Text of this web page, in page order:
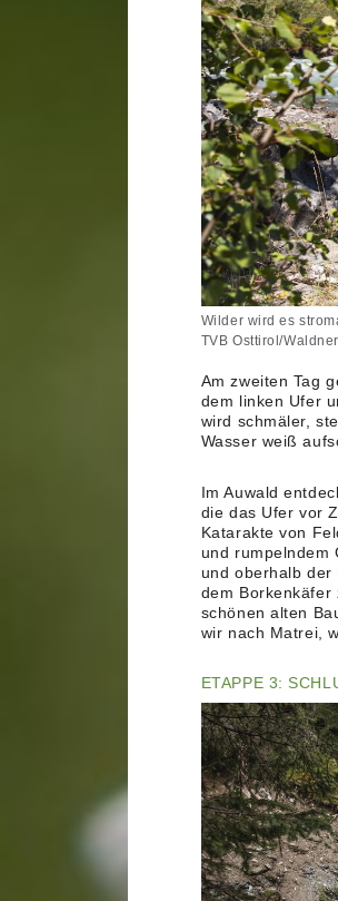
Wilder wird es
TVB Osttirol/
Am zweiten Tag
dem linken Ufer
wird schmäler,
Wasser weiß
Im Auwald
die das Ufer vor
Katarakte von
und rumpelndem
und oberhalb der
dem Borkenkäfer
schönen alten
wir nach Matrei,
ETAPPE 3: